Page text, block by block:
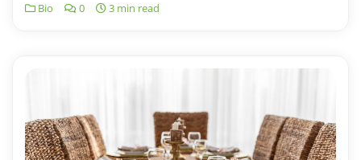
Bio 0 3 min read